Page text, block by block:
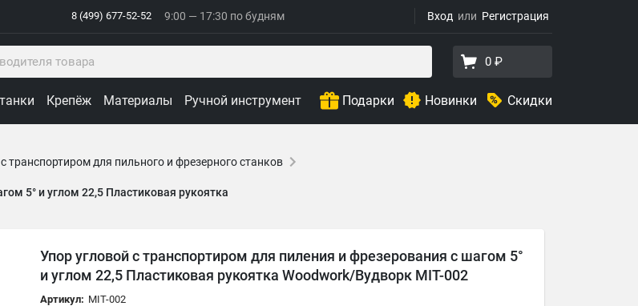
Вход Регистрация
8 (499) 677-52-52 9:00 — 17:30 по будням
0 ₽
Крепёж Материалы Ручной инструмент Подарки Новинки Скидки
транспортиром для пильного и фрезерного станков
5° и углом 22,5 Пластиковая рукоятка
Упор угловой с транспортиром для пиления и фрезерования с шагом 5°
и углом 22,5 Пластиковая рукоятка Woodwork/Вудворк MIT-002
Артикул: MIT-002